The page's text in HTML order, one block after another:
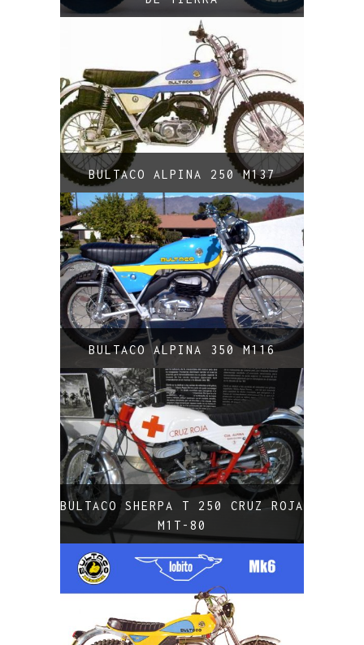
BULTACO ALPINA 250 M137
BULTACO ALPINA 350 M116
BULTACO SHERPA T 250 CRUZ ROJA
M1T-80